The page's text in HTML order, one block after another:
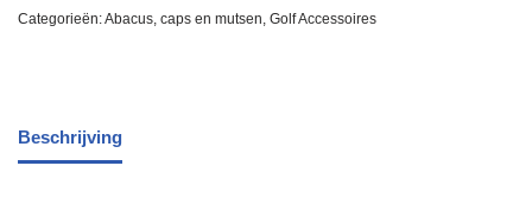
Categorieën:Abacus, caps en mutsen, Golf Accessoires
Beschrijving